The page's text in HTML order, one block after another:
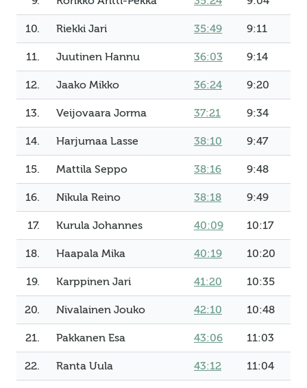
10. Riekki Jari 35:49 9:11
11. Juutinen Hannu 36:03 9:14
12. Jaako Mikko 36:24 9:20
13. Veijovaara Jorma 37:21 9:34
14. Harjumaa Lasse 38:10 9:47
15. Mattila Seppo 38:16 9:48
16. Nikula Reino 38:18 9:49
17. Kurula Johannes 40:09 10:17
18. Haapala Mika 40:19 10:20
19. Karppinen Jari 41:20 10:35
20. Nivalainen Jouko 42:10 10:48
21. Pakkanen Esa 43:06 11:03
22. Ranta Uula 43:12 11:04